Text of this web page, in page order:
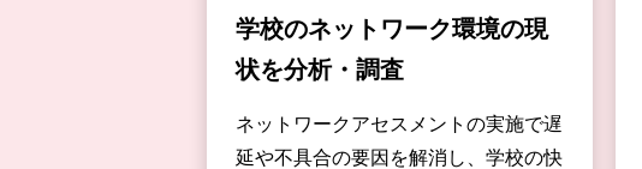
学校のネットワーク環境の現
状を分析・調査
ネットワークアセスメントの実施で遅
延や不具合の要因を解消し、学校の快